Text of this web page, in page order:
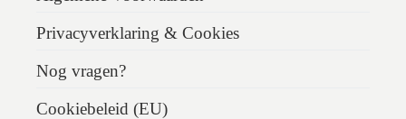
Privacyverklaring & Cookies
Nog vragen?
Cookiebeleid (EU)